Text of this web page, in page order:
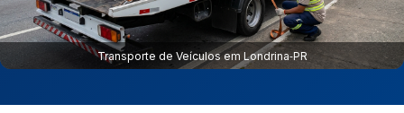
Transporte de Veículos em Londrina‑PR